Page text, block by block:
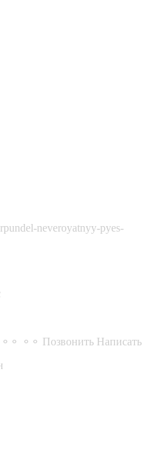
neveroyatnyy-pyes-
⚬⚬ ⚬⚬ Позвонить Написать